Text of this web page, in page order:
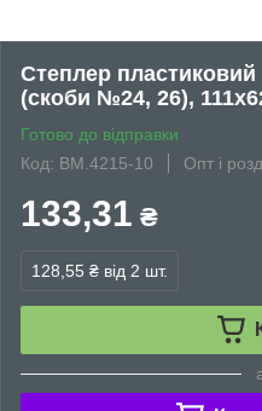
Степлер
(скоби №24, 26),
Готово до відправки
Код: BM.4215-10
Опт і
133,31 ₴
128,55 ₴ від 2 шт.